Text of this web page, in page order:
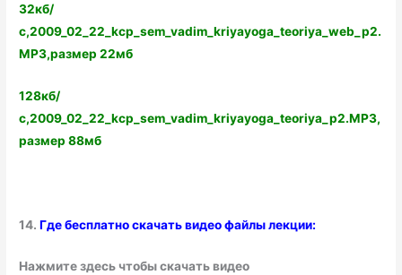
32кб/
с,2009_02_22_kcp_sem_vadim_kriyayoga_teoriya_web_p2.
MP3,размер 22мб
128кб/
с,2009_02_22_kcp_sem_vadim_kriyayoga_teoriya_p2.MP3,
размер 88мб
14. Где бесплатно скачать видео файлы лекции:
Нажмите здесь чтобы скачать видео